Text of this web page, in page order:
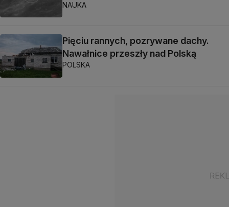
NAUKA
Pięciu rannych, pozrywane dachy.
Nawałnice przeszły nad Polską
POLSKA